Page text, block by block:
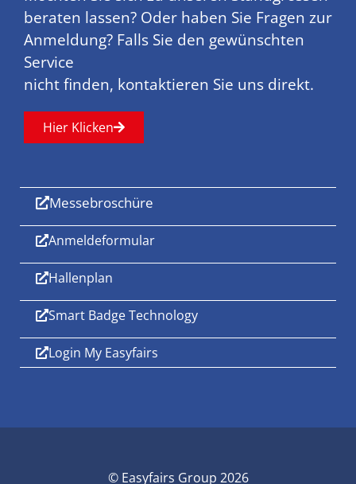
beraten lassen? Oder haben Sie Fragen zur
Anmeldung? Falls Sie den gewünschten
Service
nicht finden, kontaktieren Sie uns direkt.
Hier Klicken
Messebroschüre
Anmeldeformular
Hallenplan
Smart Badge Technology
Login My Easyfairs
© Easyfairs Group 2026